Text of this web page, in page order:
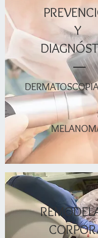
Y